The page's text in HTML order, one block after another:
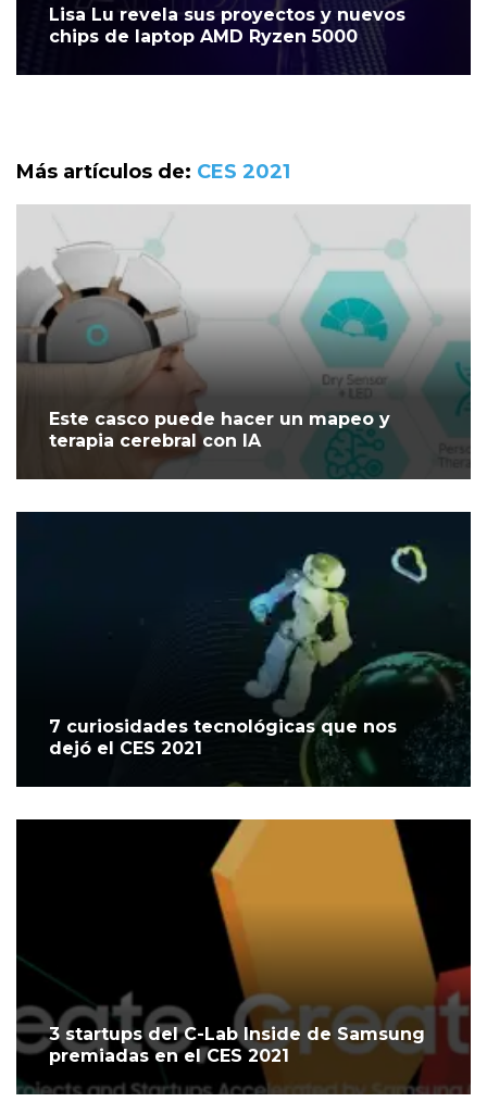
Lisa Lu revela sus proyectos y nuevos
chips de laptop AMD Ryzen 5000
Más artículos de: CES 2021
Este casco puede hacer un mapeo y
terapia cerebral con IA
7 curiosidades tecnológicas que nos
dejó el CES 2021
3 startups del C-Lab Inside de Samsung
premiadas en el CES 2021